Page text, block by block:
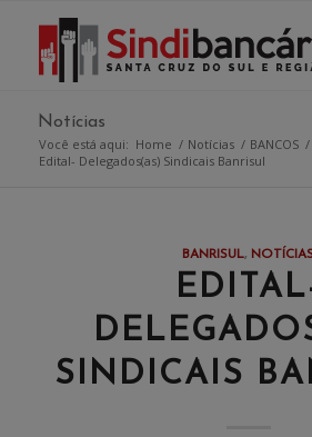
Notícias
Você está aqui: Home / Notícias / BANCOS /
Edital- Delegados(as) Sindicais Banrisul
BANRISUL,
SINDICAIS